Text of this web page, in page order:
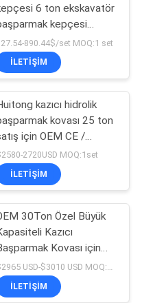
170
6 ton ekskavatör
kepçesi
hidrolik
kepçesi
890.44$/set MOQ:1 set
İLETIŞIM
kazıcı hidrolik
kovası 25 ton
için OEM CE /
sertifikalı iyi
2720USD MOQ:1set
İLETIŞIM
30Ton Özel Büyük
Kazıcı
Kovası için
Yakalama
NM400/HARDOX
$2965 USD-$3010 USD MOQ:1 adet
İLETIŞIM